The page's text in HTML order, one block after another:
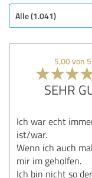
Alle (1.041)
5,00 von 5
SEHR
Ich war echt
ist/war.
Wenn ich auch
mir im geholfen.
Ich bin nicht so